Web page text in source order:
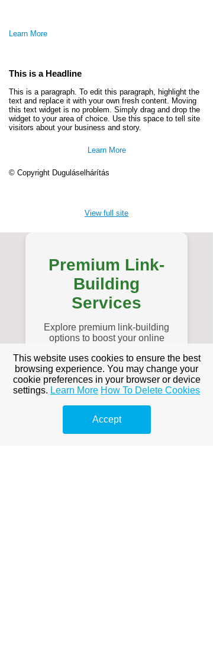
Learn More
This is a Headline
This is a paragraph. To edit this paragraph, highlight the
text and replace it with your own fresh content. Moving
this text widget is no problem. Simply drag and drop the
widget to your area of choice. Use this space to tell site
visitors about your business and story.
Learn More
© Copyright Duguláselhárítás
View full site
Premium Link-
Building
Services
Explore premium link-building
options to boost your online
konténer rendelés
szemétszállítás
konténer méretek
This website uses cookies to ensure the best
browsing experience. You may change your
cookie preferences in your browser or device
settings. Learn More How To Delete Cookies
Accept